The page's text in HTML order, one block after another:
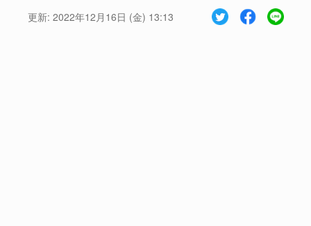
更新: 2022年12月16日 (金) 13:13